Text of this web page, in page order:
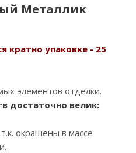
Металлик
кратно упаковке - 25
элементов отделки.
достаточно велик:
окрашены в массе